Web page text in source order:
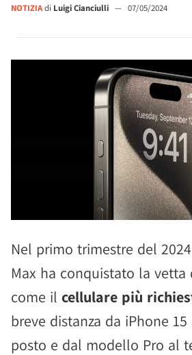
NOTIZIAdi Luigi Cianciulli — 07/05/2024
Nel primo trimestre del
Max ha conquistato la vetta
come il cellulare più
breve distanza da iPhone
posto e dal modello Pro al